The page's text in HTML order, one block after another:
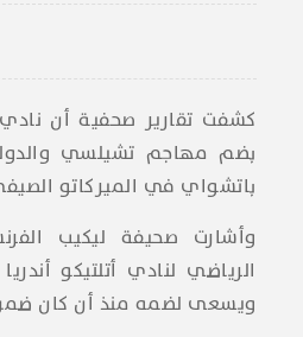
كشفت تقارير صحفية أن
بضم مهاجم تشيلسي
باتشواي في الميركاتو
وأشارت صحيفة ليكيب
الرياضي لنادي أتلتيكو
ويسعى لضمه منذ أن كان